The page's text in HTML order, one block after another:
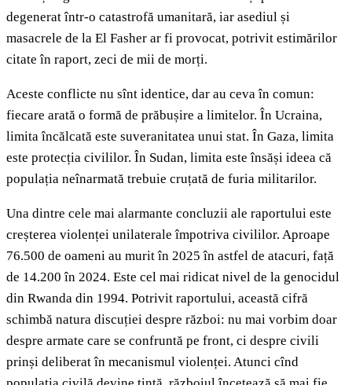
degenerat într-o catastrofă umanitară, iar asediul și
masacrele de la El Fasher ar fi provocat, potrivit estimărilor
citate în raport, zeci de mii de morți.
Aceste conflicte nu sînt identice, dar au ceva în comun:
fiecare arată o formă de prăbușire a limitelor. În Ucraina,
limita încălcată este suveranitatea unui stat. În Gaza, limita
este protecția civililor. În Sudan, limita este însăși ideea că
populația neînarmată trebuie cruțată de furia militarilor.
Una dintre cele mai alarmante concluzii ale raportului este
creșterea violenței unilaterale împotriva civililor. Aproape
76.500 de oameni au murit în 2025 în astfel de atacuri, față
de 14.200 în 2024. Este cel mai ridicat nivel de la genocidul
din Rwanda din 1994. Potrivit raportului, această cifră
schimbă natura discuției despre război: nu mai vorbim doar
despre armate care se confruntă pe front, ci despre civili
prinși deliberat în mecanismul violenței. Atunci cînd